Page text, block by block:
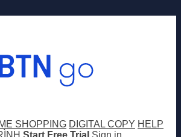
SHOPPING DIGITAL COPY HELP
Start Free Trial Sign in